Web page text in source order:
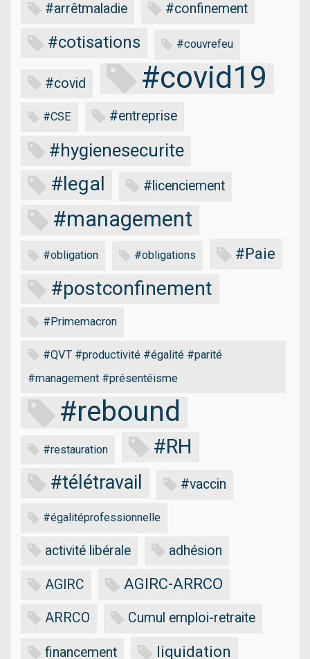
#arrêtmaladie #confinement
#cotisations #couvrefeu
#covid #covid19
#CSE #entreprise
#hygienesecurite
#legal #licenciement
#management
#obligation #obligations #Paie
#postconfinement
#Primemacron
#QVT #productivité #égalité #parité
#management #présentéisme
#rebound
#restauration #RH
#télétravail #vaccin
#égalitéprofessionnelle
activité libérale adhésion
AGIRC AGIRC-ARRCO
ARRCO Cumul emploi-retraite
financement liquidation